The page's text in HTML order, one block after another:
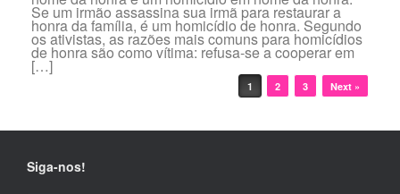
Se um irmão assassina sua irmã para restaurar a
honra da família, é um homicídio de honra. Segundo
os ativistas, as razões mais comuns para homicídios
de honra são como vítima: refusa-se a cooperar em
[…]
1 2 3 Next »
Siga-nos!